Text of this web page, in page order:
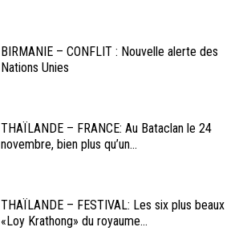
BIRMANIE – CONFLIT : Nouvelle alerte des
Nations Unies
THAÏLANDE – FRANCE: Au Bataclan le 24
novembre, bien plus qu’un...
THAÏLANDE – FESTIVAL: Les six plus beaux
«Loy Krathong» du royaume...